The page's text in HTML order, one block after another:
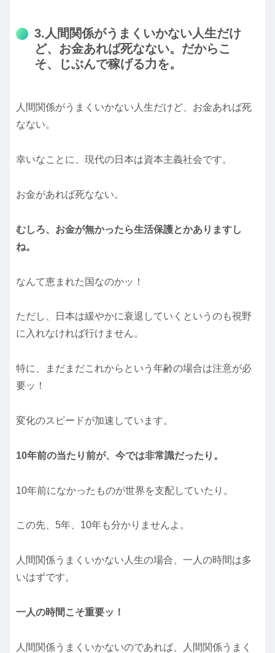
3.人間関係がうまくいかない人生だけ
ど、お金あれば死なない。だからこ
そ、じぶんで稼げる力を。
人間関係がうまくいかない人生だけど、お金あれば死
なない。
幸いなことに、現代の日本は資本主義社会です。
お金があれば死なない。
むしろ、お金が無かったら生活保護とかありますし
ね。
なんて恵まれた国なのかッ！
ただし、日本は緩やかに衰退していくというのも視野
に入れなければ行けません。
特に、まだまだこれからという年齢の場合は注意が必
要ッ！
変化のスピードが加速しています。
10年前の当たり前が、今では非常識だったり。
10年前になかったものが世界を支配していたり。
この先、5年、10年も分かりませんよ。
人間関係うまくいかない人生の場合、一人の時間は多
いはずです。
一人の時間こそ重要ッ！
人間関係うまくいかないのであれば、人間関係うまく